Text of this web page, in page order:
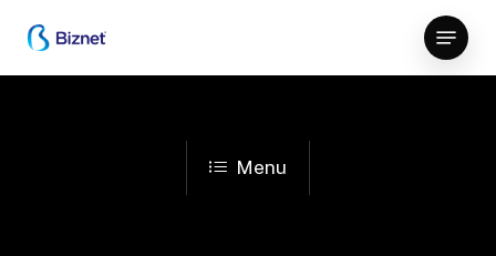
main
Menu
Menu